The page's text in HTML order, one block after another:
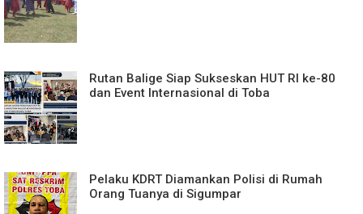
Rutan Balige Siap Sukseskan HUT RI ke-80
dan Event Internasional di Toba
Pelaku KDRT Diamankan Polisi di Rumah
Orang Tuanya di Sigumpar